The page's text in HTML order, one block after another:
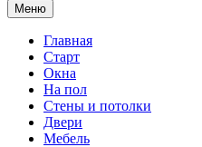
Меню
Главная
Старт
Окна
На пол
Стены и потолки
Двери
Мебель